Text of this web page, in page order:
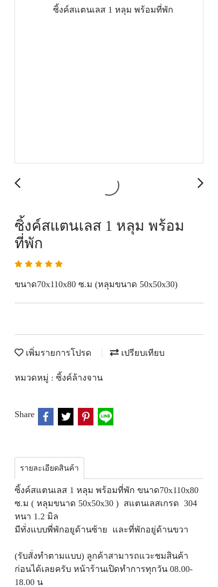
ซิ้งค์สแตนเลส 1 หลุม พร้อม
ที่พัก
ขนาด70x110x80 ซ.ม (หลุมขนาด 50x50x30)
เพิ่มรายการโปรด เปรียบเทียบ
หมวดหมู่ : ซิ้งค์ล้างจาน
Share
รายละเอียดสินค้า
ซิ้งค์สแตนเลส 1 หลุม พร้อมที่พัก ขนาด70x110x80
ซ.ม ( หลุมขนาด 50x50x30 ) สแตนเลสเกรด 304
หนา 1.2 มิล
มีทั่งแบบพี่พักอยูด้านซ้าย และที่พักอยู่ด้านขวา
(รับสั่งทำตามแบบ) ลูกค้าสามารถแวะชมสินค้า
ก่อนได้เลยครับ หน้าร้านเปิดทำการทุกวัน 08.00-
18.00 น